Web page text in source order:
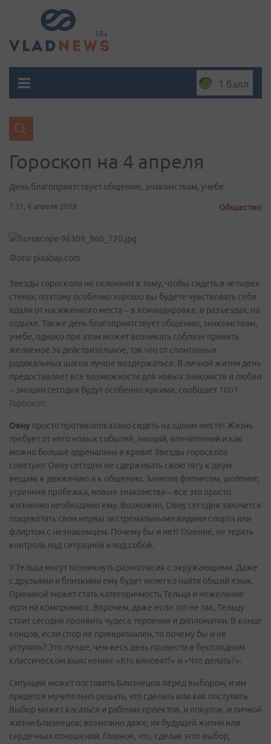
1 балл
Гороскоп на 4 апреля
День благоприятствует общению, знакомствам, учебе
7:31, 4 апреля 2018 Общество
Фото: pixabay.com
Звезды гороскопа не склоняют к тому, чтобы сидеть в четырех
стенах, поэтому особенно хорошо вы будете чувствовать себя
вдали от насиженного места – в командировке, в разъездах, на
отдыхе. Также день благоприятствует общению, знакомствам,
учебе, однако при этом может возникать соблазн принять
желаемое за действительное, так что от спонтанных
радикальных шагов лучше воздержаться. В личной жизни день
предоставляет все возможности для новых знакомств и любви
– эмоции сегодня будут особенно яркими, сообщает 1001
Гороскоп.
Овну просто противопоказано сидеть на одном месте! Жизнь
требует от него новых событий, эмоций, впечатлений и как
можно больше адреналина в крови! Звезды гороскопа
советуют Овну сегодня не сдерживать свою тягу к двум
вещам: к движению и к общению. Занятия фитнесом, шоппинг,
утренняя пробежка, новые знакомства – все это просто
жизненно необходимо ему. Возможно, Овну сегодня захочется
пощекотать свои нервы экстремальными видами спорта или
флиртом с незнакомцем. Почему бы и нет? Главное, не терять
контроль над ситуацией и над собой.
У Тельца могут возникнуть разногласия с окружающими. Даже
с друзьями и близкими ему будет нелегко найти общий язык.
Причиной может стать категоричность Тельца и нежелание
идти на компромисс. Впрочем, даже если это не так, Тельцу
стоит сегодня проявить чудеса терпения и дипломатии. В конце
концов, если спор не принципиален, то почему бы и не
уступить? Это лучше, чем весь день провести в бесплодном
классическом выяснении: «Кто виноват?» и «Что делать?».
Ситуация может поставить Близнецов перед выбором, и им
придется мучительно решать, что сделать или как поступить.
Выбор может касаться и рабочих проектов, и покупок, и личной
жизни Близнецов; возможно даже, их будущей жизни или
сердечных отношений. Главное, что, сделав этот выбор,